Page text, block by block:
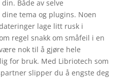
Både av selve
tema og plugins. Noen
lage litt rusk i
regel snakk om småfeil i en
nok til å gjøre hele
for bruk. Med Libriotech som
slipper du å engste deg